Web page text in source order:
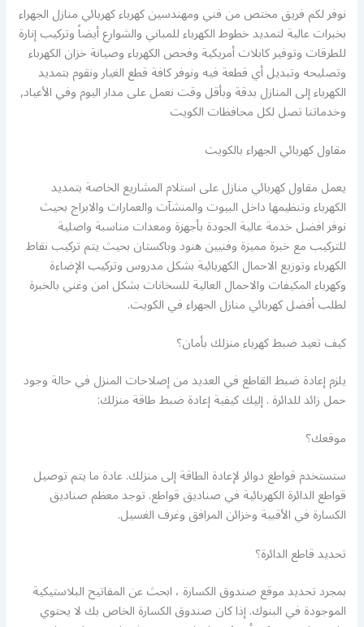
نوفر لكم فريق مختص من فني ومهندسين كهرباء كهربائي منازل الجهراء
بخبرات عالية لتمديد خطوط الكهرباء للمباني والشوارع أيضاً وتركيب إنارة
للطرقات وتوفير كابلات أمريكية وفحص الكهرباء وصيانة خزان الكهرباء
وتصليحه وتبديل أي قطعة فيه ونوفر كافة قطع الغيار ونقوم بتمديد
الكهرباء إلى المنازل بدقة وبأقل وقت نعمل على مدار اليوم وفي الأعياد,
وخدماتنا تصل لكل محافظات الكويت
مقاول كهربائي الجهراء بالكويت
يعمل مقاول كهربائي منازل على استلام المشاريع الخاصة بتمديد
الكهرباء وتنظيمها داخل البيوت والمنشآت والعمارات والابراج بحيث
نوفر افضل خدمة عالية الجودة بأجهزة ومعدات مناسبة واصلية
للتركيب مع خبرة مميزة وفنيين هنود وباكستان بحيث يتم تركيب نقاط
الكهرباء وتوزيع الاحمال الكهربائية بشكل مدروس وتركيب الإضاءة
وكهرباء المكيفات والاحمال العالية للسخانات بشكل امن وغني بالخبرة
لطلب أفضل كهربائي منازل الجهراء في الكويت.
كيف تعيد ضبط كهرباء منزلك بأمان؟
يلزم إعادة ضبط القاطع في العديد من إصلاحات المنزل في حالة وجود
حمل زائد للدائرة . إليك كيفية إعادة ضبط طاقة منزلك:
موقعك؟
ستستخدم قواطع دوائر لإعادة الطاقة إلى منزلك. عادة ما يتم توصيل
قواطع الدائرة الكهربائية في صناديق قواطع. توجد معظم صناديق
الكسارة في الأقبية وخزائن المرافق وغرف الغسيل.
تحديد قاطع الدائرة؟
بمجرد تحديد موقع صندوق الكسارة ، ابحث عن المفاتيح البلاستيكية
الموجودة في البنوك. إذا كان صندوق الكسارة الخاص بك لا يحتوي